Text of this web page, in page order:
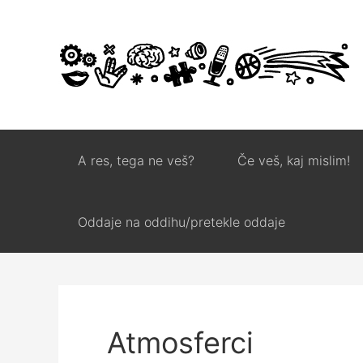
A res, tega ne veš? Če veš, kaj mislim!
Oddaje na oddihu/pretekle oddaje
Atmosferci